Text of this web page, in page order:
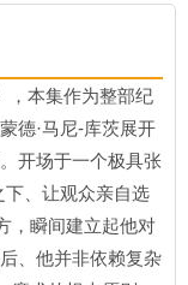
，本集作为整部纪
德·马尼-库茨展开
开场于一个极具张
、让观众亲自选
，瞬间建立起他对
、他并非依赖复杂